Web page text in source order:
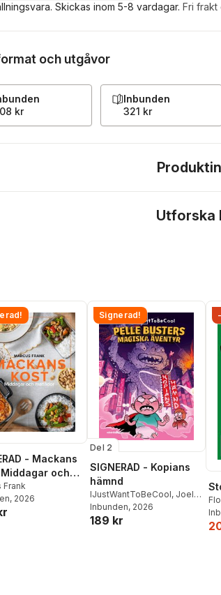
Skickas inom 5-8 vardagar. Fri frakt
och utgåvor
kr
Inbunden
321 kr
Utforska
- Mackans
och
Frank
, 2026
Signerad!
Del 2
SIGNERAD - Kopians
hämnd
IJustWantToBeCool, Joel
Adolphson,Emil Ejdemo
Beer ,Victor Beer
Inbunden, 2026
189 kr